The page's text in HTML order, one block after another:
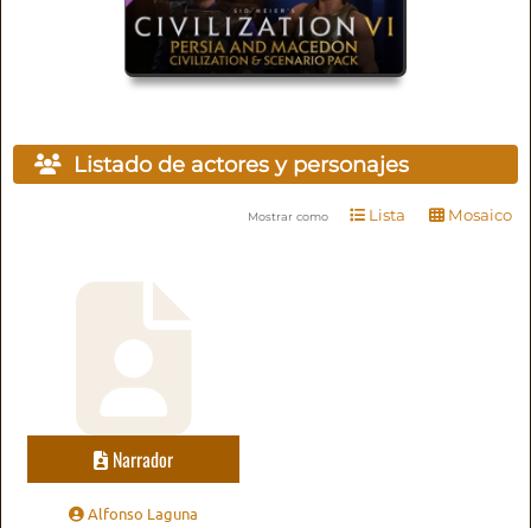
Listado de actores y personajes
Mostrar como Lista Mosaico
Narrador
Alfonso Laguna